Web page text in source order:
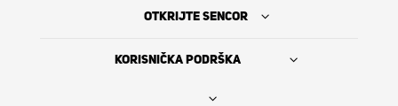
OTKRIJTE SENCOR
KORISNIČKA PODRŠKA